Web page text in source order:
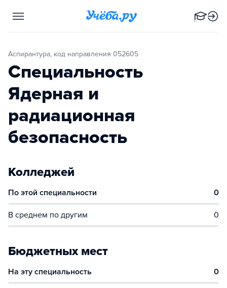
Аспирантура, код направления 052605
Специальность
Ядерная и
радиационная
безопасность
Колледжей
По этой специальности 0
В среднем по другим 0
Бюджетных мест
На эту специальность 0